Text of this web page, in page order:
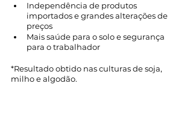
Independência de produtos
importados e grandes alterações de
preços
Mais saúde para o solo e segurança
para o trabalhador
*Resultado obtido nas culturas de soja,
milho e algodão.